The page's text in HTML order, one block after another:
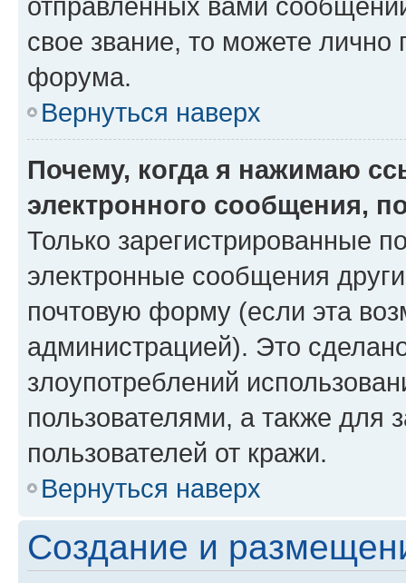
свое звание, то можете лично
форума.
Вернуться наверх
Почему, когда я нажимаю
электронного сообщения,
Только зарегистрированные
электронные сообщения
почтовую форму (если эта
администрацией). Это
злоупотреблений
пользователями, а также для
пользователей от кражи.
Вернуться наверх
Создание и